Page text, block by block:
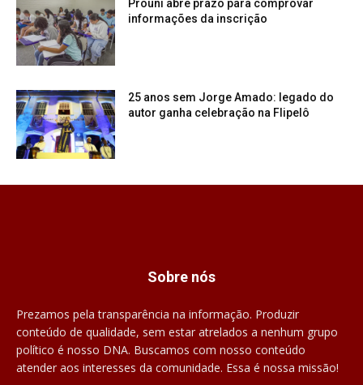
Prouni abre prazo para comprovar
informações da inscrição
25 anos sem Jorge Amado: legado do
autor ganha celebração na Flipelô
Sobre nós
Prezamos pela transparência na informação. Produzir
conteúdo de qualidade, sem estar atrelados a nenhum grupo
político é nosso DNA. Buscamos com nosso conteúdo
atender aos interesses da comunidade. Essa é nossa missão!